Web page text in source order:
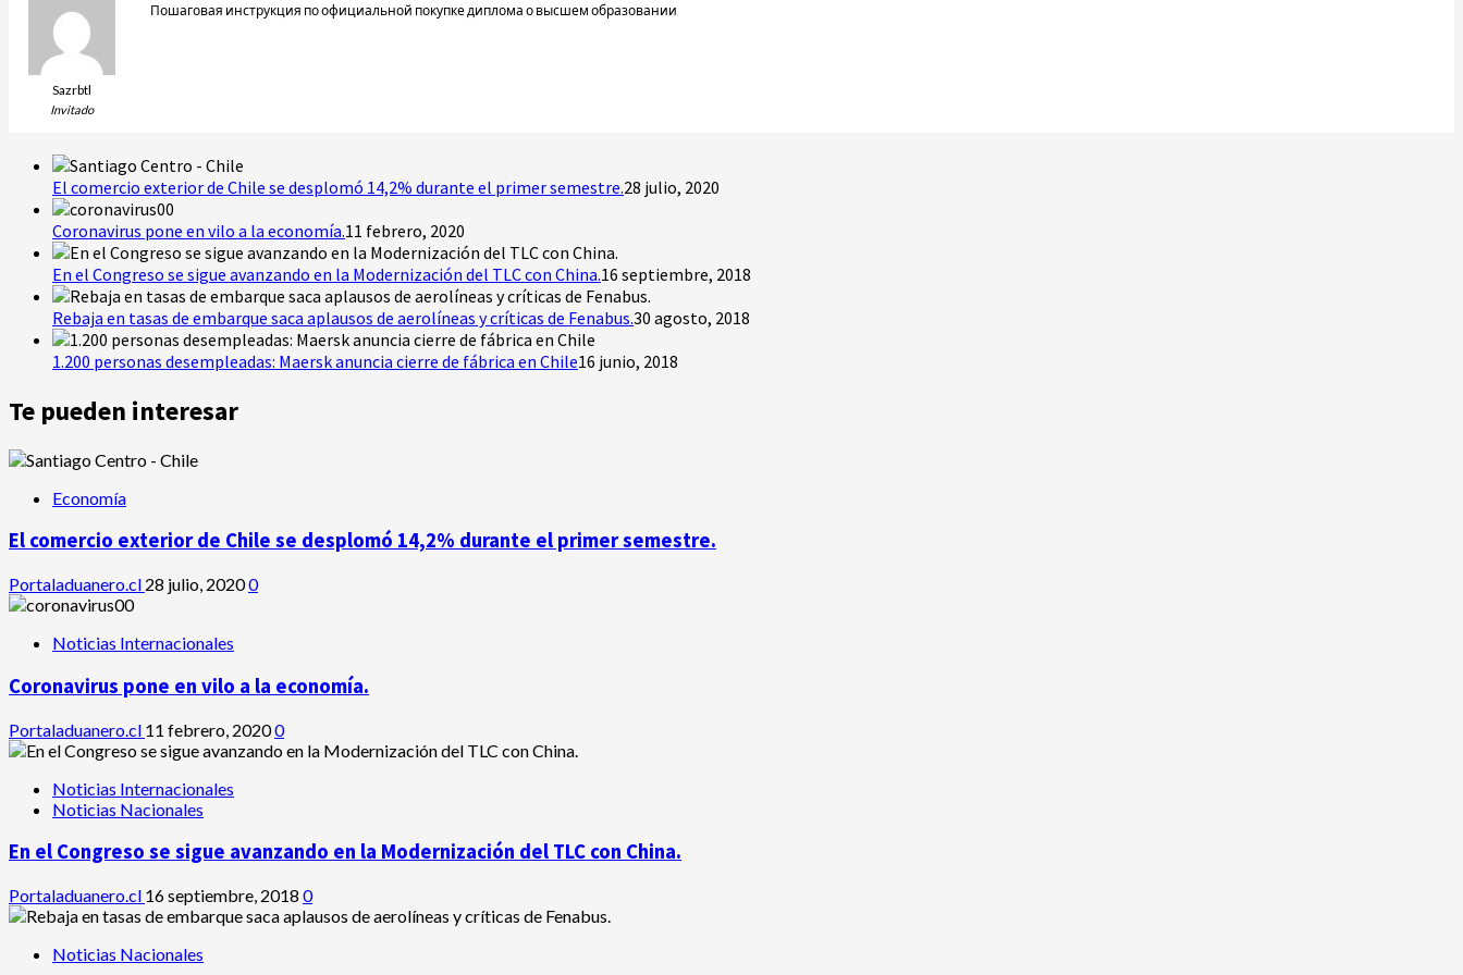
Sazrbtl
Invitado
Пошаговая инструкция по официальной покупке диплома о высшем образовании
El comercio exterior de Chile se desplomó 14,2% durante el primer semestre.28 julio, 2020
Coronavirus pone en vilo a la economía.11 febrero, 2020
En el Congreso se sigue avanzando en la Modernización del TLC con China.16 septiembre, 2018
Rebaja en tasas de embarque saca aplausos de aerolíneas y críticas de Fenabus.30 agosto, 2018
1.200 personas desempleadas: Maersk anuncia cierre de fábrica en Chile16 junio, 2018
Te pueden interesar
Economía
El comercio exterior de Chile se desplomó 14,2% durante el primer semestre.
Portaladuanero.cl 28 julio, 20200
Noticias Internacionales
Coronavirus pone en vilo a la economía.
Portaladuanero.cl 11 febrero, 20200
Noticias Internacionales
Noticias Nacionales
En el Congreso se sigue avanzando en la Modernización del TLC con China.
Portaladuanero.cl 16 septiembre, 2018 0
Noticias Nacionales